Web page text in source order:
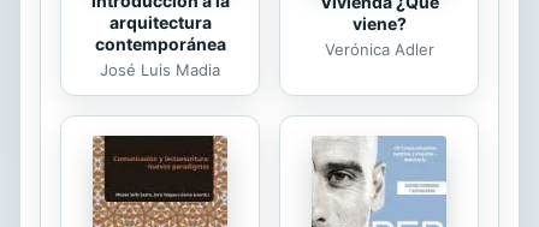
arquitectura
contemporánea
José Luis Madia
viene?
Verónica Adler